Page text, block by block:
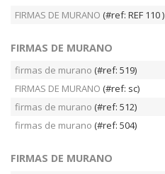
FIRMAS DE MURANO (#ref: REF 110 )
FIRMAS DE MURANO
firmas de murano (#ref: 519)
FIRMAS DE MURANO (#ref: sc)
firmas de murano (#ref: 512)
firmas de murano (#ref: 504)
FIRMAS DE MURANO